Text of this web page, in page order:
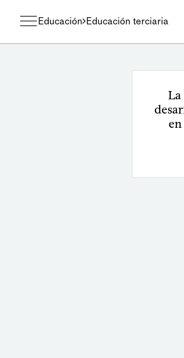
Educación Educación terciaria
en